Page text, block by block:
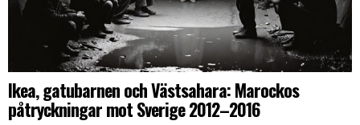
Ikea, gatubarnen och Västsahara: Marockos
påtryckningar mot Sverige 2012–2016